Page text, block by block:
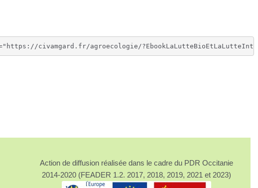
Action de diffusion réalisée dans le cadre du PDR Occitanie
2014-2020 (FEADER 1.2. 2017, 2018, 2019, 2021 et 2023)